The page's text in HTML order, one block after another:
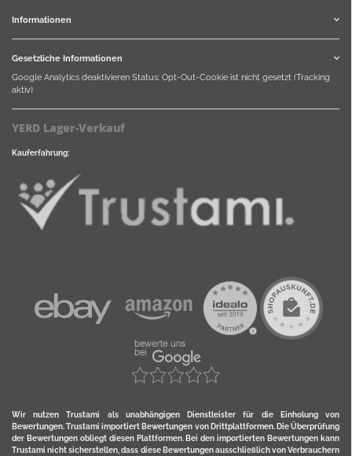
Informationen
Gesetzliche Informationen
Google Analytics deaktivieren Status: Opt-Out-Cookie ist nicht gesetzt (Tracking
aktiv)
YERD Lager-Verkauf
Kauferfahrung:
Wir nutzen Trustami als unabhängigen Dienstleister für die Einholung von
Bewertungen. Trustami importiert Bewertungen von Drittplattformen. Die Überprüfung
der Bewertungen obliegt diesen Plattformen. Bei den importierten Bewertungen kann
Trustami nicht sicherstellen, dass diese Bewertungen ausschließlich von Verbrauchern